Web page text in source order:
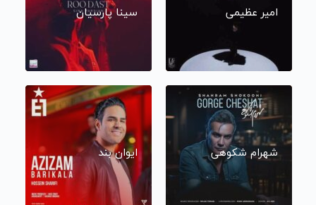
امیر عظیمی سینا پارسیان
شهرام شکوهی ایوان بند